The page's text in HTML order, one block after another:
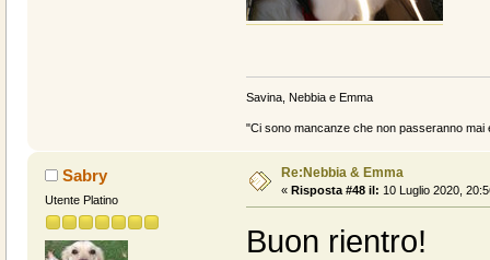
Savina, Nebbia e Emma
"Ci sono mancanze che non passeranno
Sabry
Utente Platino
Re:Nebbia & Emma
« Risposta #48 il: 10 Luglio 2020,
Buon rientro!